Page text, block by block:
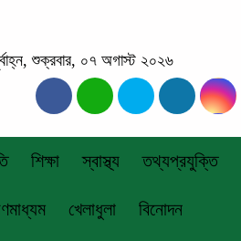
শুক্রবার, ০৭ অগাস্ট ২০২৬
শিক্ষা স্বাস্থ্য তথ্যপ্রযুক্তি
খেলাধুলা বিনোদন